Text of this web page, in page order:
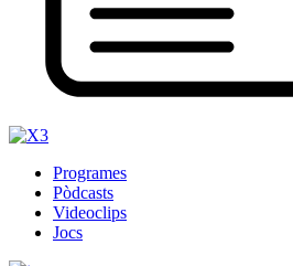
Programes
Pòdcasts
Videoclips
Jocs